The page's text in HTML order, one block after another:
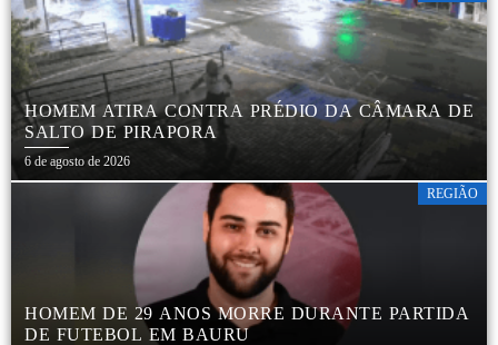
HOMEM ATIRA CONTRA PRÉDIO DA CÂMARA DE
SALTO DE PIRAPORA
6 de agosto de 2026
REGIÃO
HOMEM DE 29 ANOS MORRE DURANTE PARTIDA
DE FUTEBOL EM BAURU